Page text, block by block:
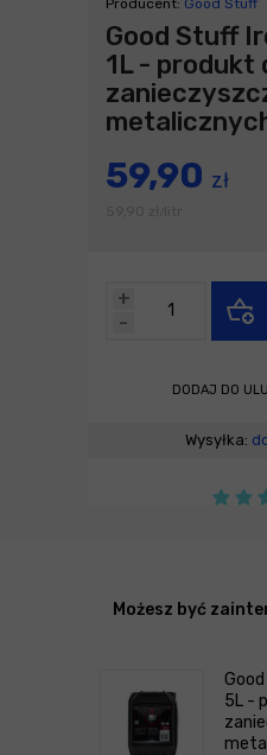
Producent: Good Stuff
Good Stuff
1L - produkt
59,90 zł
-
+
DODAJ DO
Wysyłka:
Możesz być
5L -